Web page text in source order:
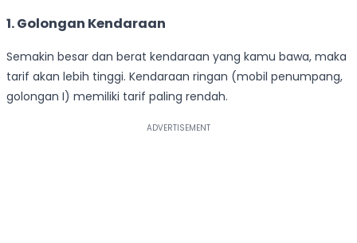
1. Golongan Kendaraan
Semakin besar dan berat kendaraan yang kamu bawa, maka
tarif akan lebih tinggi. Kendaraan ringan (mobil penumpang,
golongan I) memiliki tarif paling rendah.